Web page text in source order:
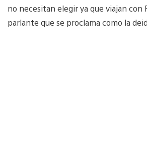
no necesitan elegir ya que viajan con
parlante que se proclama como la